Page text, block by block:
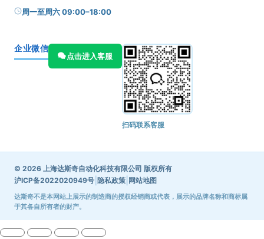
周一至周六 09:00–18:00
企业微信
点击进入客服
扫码联系客服
© 2026 上海达斯奇自动化科技有限公司 版权所有
沪ICP备2022020949号 隐私政策 网站地图
达斯奇不是本网站上展示的制造商的授权经销商或代表，展示的品牌名称和商标属
于其各自所有者的财产。